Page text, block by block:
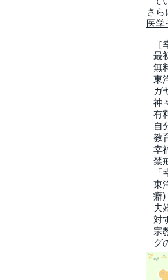
さら
医学
最
無
東
ガ
神
有
自
教
幸
禁
東
癖)
夫
対
宗
グ